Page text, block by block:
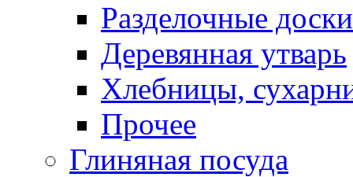
Разделочные доски
Деревянная утварь
Хлебницы,
Прочее
Глиняная посуда